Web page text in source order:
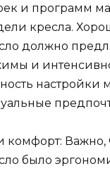
и программ
кресла.
должно
и
настройки
комфорт: Важно,
было